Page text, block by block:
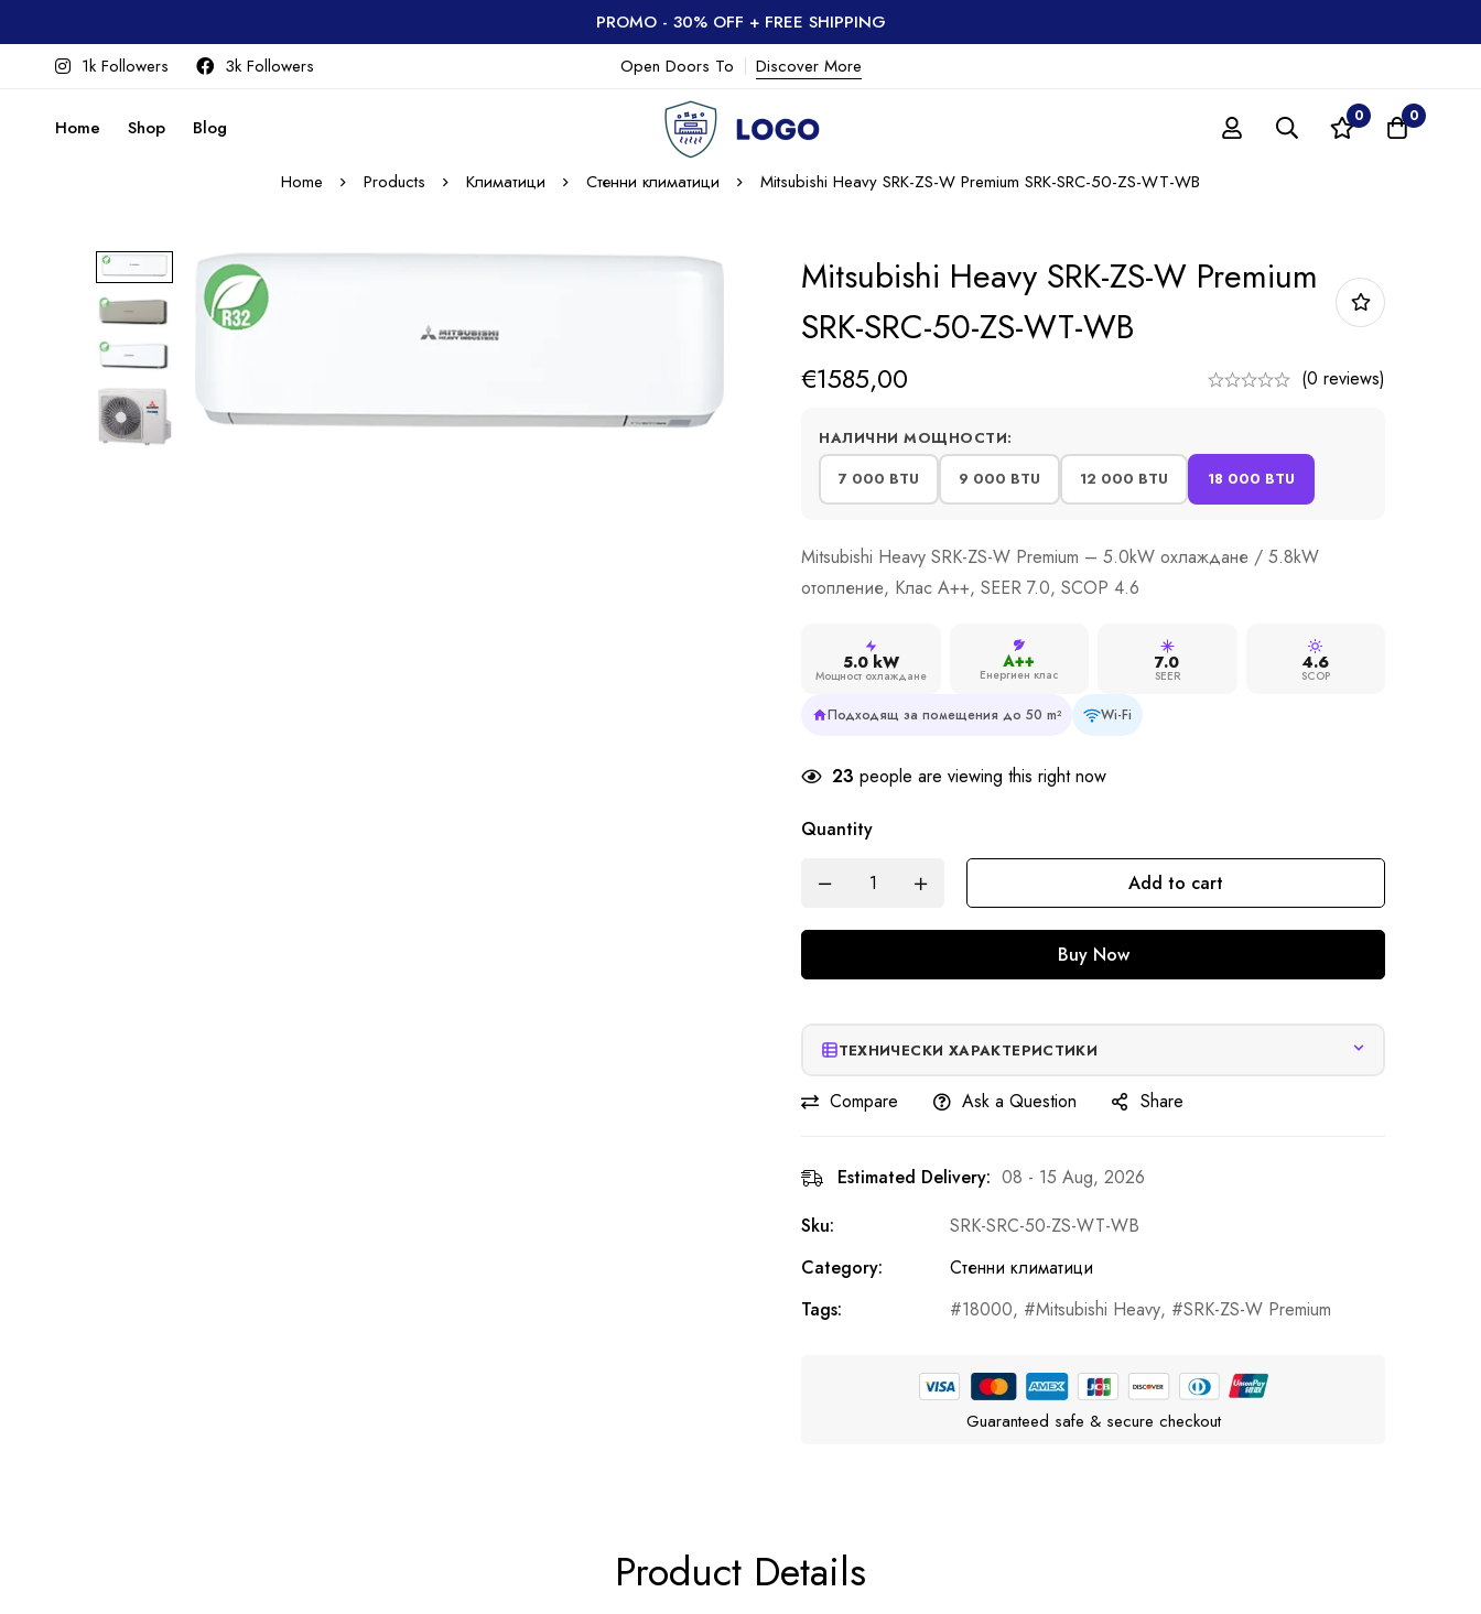
PROMO - 30% OFF + FREE SHIPPING
1k Followers
3k Followers Open Doors To Discover More
Home Shop Blog 0 0
Home Products Климатици Стенни климатици Mitsubishi Heavy SRK-ZS-W Premium SRK-SRC-50-ZS-WT-WB
Mitsubishi Heavy SRK-ZS-W Premium
SRK-SRC-50-ZS-WT-WB
€1585,00 (0 reviews)
НАЛИЧНИ МОЩНОСТИ:
7 000 BTU
9 000 BTU 12 000 BTU 18 000 BTU
Mitsubishi Heavy SRK-ZS-W Premium – 5.0kW охлаждане / 5.8kW
отопление, Клас A++, SEER 7.0, SCOP 4.6
5.0 kW
Мощност охлаждане
A++
Енергиен клас
7.0
SEER
4.6
SCOP
Подходящ за помещения до 50 m² Wi-Fi
23 people are viewing this right now
Quantity
Add to cart
Buy Now
ТЕХНИЧЕСКИ ХАРАКТЕРИСТИКИ
Compare Ask a Question Share
Estimated Delivery: 08 - 15 Aug, 2026
Sku:
SRK-SRC-50-ZS-WT-WB
Category:
Стенни климатици
Tags:
18000, Mitsubishi Heavy, SRK-ZS-W Premium
Guaranteed safe & secure checkout
Product Details